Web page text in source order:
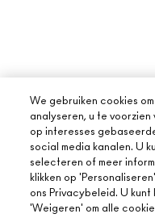
We gebruiken cookies
analyseren, u te
op interesses
social media kanalen. U
selecteren of meer
klikken op
ons Privacybeleid. U
'Weigeren' om alle